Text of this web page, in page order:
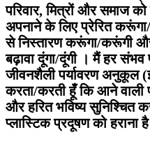
परिवार, मित्रों और समाज
अपनाने के लिए प्रेरित
से निस्तारण करूंगा/करूंगी
बढ़ावा दूंगा/दूंगी । मैं हर
जीवनशैली पर्यावरण अनुकूल
करता/करती हूँ कि आने वाली
और हरित भविष्य सुनिश्चित
प्लास्टिक प्रदूषण को हराना